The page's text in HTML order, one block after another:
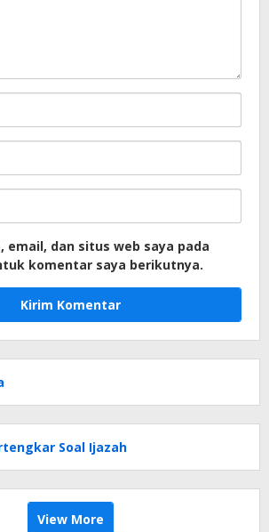
email, dan situs web saya pada
komentar saya berikutnya.
Soal Ijazah
View More